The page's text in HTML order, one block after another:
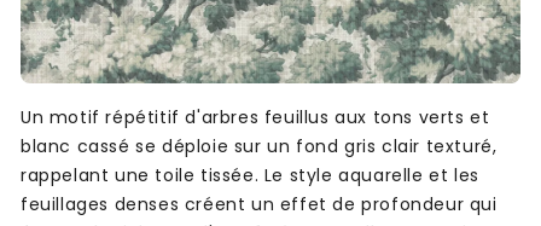
Un motif répétitif d'arbres feuillus aux tons verts et
blanc cassé se déploie sur un fond gris clair texturé,
rappelant une toile tissée. Le style aquarelle et les
feuillages denses créent un effet de profondeur qui